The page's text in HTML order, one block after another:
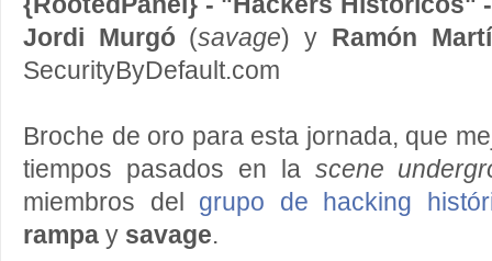
Jordi Murgó(savage) y Ramón
SecurityByDefault.com
Broche de oro para esta jornada, que
tiempos pasados en la scene
miembros del grupo de hacking
rampa y savage.